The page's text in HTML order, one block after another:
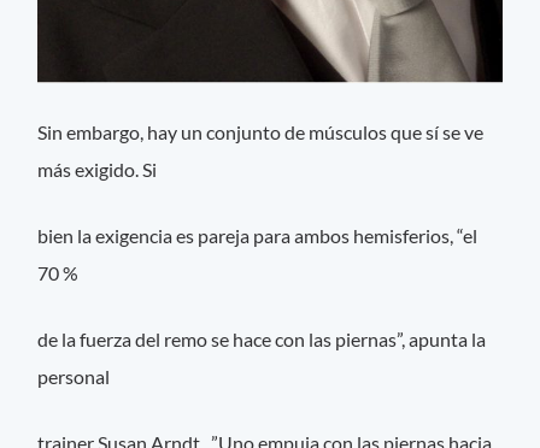
Sin embargo, hay un conjunto de músculos que sí se ve
más exigido. Si
bien la exigencia es pareja para ambos hemisferios, “el
70 %
de la fuerza del remo se hace con las piernas”, apunta la
personal
trainer Susan Arndt. ”Uno empuja con las piernas hacia